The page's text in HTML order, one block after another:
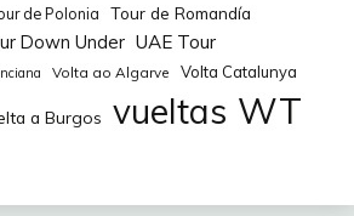
de Polonia Tour de Romandía
Down Under UAE Tour
Volta ao Algarve Volta Catalunya
a Burgos vueltas WT